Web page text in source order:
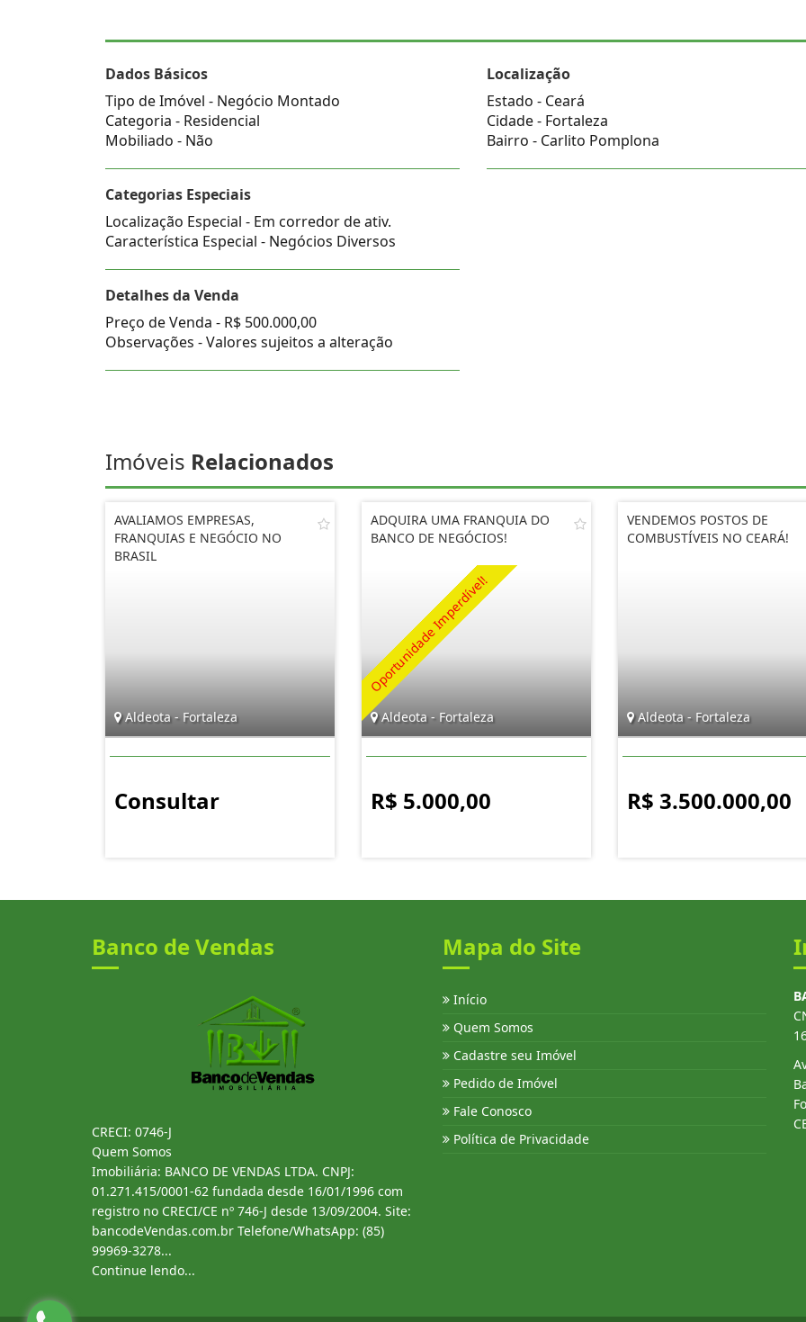
Dados Básicos
Tipo de Imóvel - Negócio Montado
Categoria - Residencial
Mobiliado - Não
Categorias Especiais
Localização Especial - Em corredor de ativ.
Característica Especial - Negócios Diversos
Detalhes da Venda
Preço de Venda - R$ 500.000,00
Observações - Valores sujeitos a alteração
Localização
Estado - Ceará
Cidade - Fortaleza
Bairro - Carlito Pomplona
Imóveis Relacionados
AVALIAMOS EMPRESAS,
FRANQUIAS E NEGÓCIO NO
BRASIL
Aldeota - Fortaleza
Consultar
ADQUIRA UMA FRANQUIA DO
BANCO DE NEGÓCIOS!
Aldeota - Fortaleza
R$ 5.000,00
VENDEMOS POSTOS DE
COMBUSTÍVEIS NO CEARÁ!
Aldeota - Fortaleza
R$ 3.500.000,00
Banco de Vendas
CRECI: 0746-J
Quem Somos
Imobiliária: BANCO DE VENDAS LTDA. CNPJ:
01.271.415/0001-62 fundada desde 16/01/1996 com
registro no CRECI/CE nº 746-J desde 13/09/2004. Site:
bancodeVendas.com.br Telefone/WhatsApp: (85)
99969-3278...
Continue lendo...
Mapa do Site
Início
Quem Somos
Cadastre seu Imóvel
Pedido de Imóvel
Fale Conosco
Política de Privacidade